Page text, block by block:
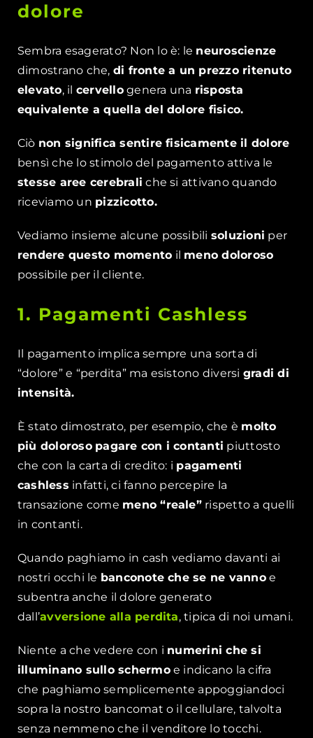
dolore
Sembra esagerato? Non lo è: le neuroscienze
dimostrano che, di fronte a un prezzo ritenuto
elevato, il cervellogenera una risposta
equivalente a quella del dolore fisico.
Ciò non significa sentire fisicamente il dolore
bensì che lo stimolo del pagamento attiva le
stesse aree cerebrali che si attivano quando
riceviamo un pizzicotto.
Vediamo insieme alcune possibili soluzioni per
rendere questo momento il meno doloroso
possibile per il cliente.
1. Pagamenti Cashless
Il pagamento implica sempre una sorta di
“dolore” e “perdita” ma esistono diversi gradi di
intensità.
È stato dimostrato, per esempio, che è molto
più doloroso pagare con i contanti piuttosto
che con la carta di credito: i pagamenti
cashless infatti, ci fanno percepire la
transazione come meno “reale”rispetto a quelli
in contanti.
Quando paghiamo in cash vediamo davanti ai
nostri occhi le banconote che se ne vannoe
subentra anche il dolore generato
dall’avversione alla perdita, tipica di noi umani.
Niente a che vedere con i numerini che si
illuminano sullo schermoe indicano la cifra
che paghiamo semplicemente appoggiandoci
sopra la nostro bancomat o il cellulare, talvolta
senza nemmeno che il venditore lo tocchi.